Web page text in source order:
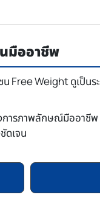
นมืออาชีพ
Free Weight ดูเป็นร
การภาพลักษณ์มืออาชี
ดเจน